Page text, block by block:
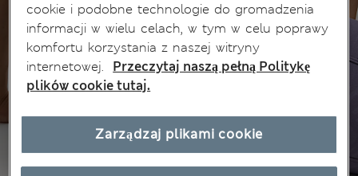
cookie i podobne technologie do gromadzenia
informacji w wielu celach, w tym w celu poprawy
komfortu korzystania z naszej witryny
internetowej.
Przeczytaj naszą pełną Politykę
plików cookie tutaj.
Zarządzaj plikami cookie